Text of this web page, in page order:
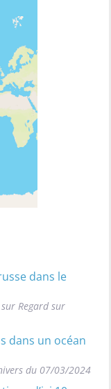
dans le
Regard sur
dans un océan
du 07/03/2024